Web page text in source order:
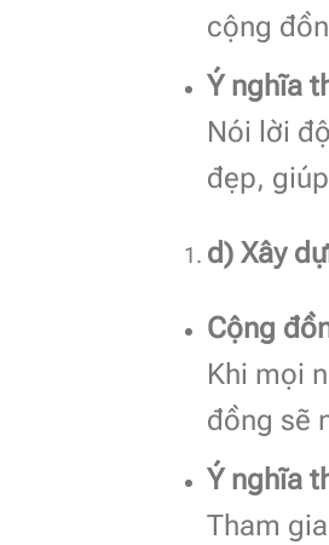
cộng
Ý nghĩa
Nói lời
đẹp,
d) Xây
Cộng
Khi mọi
đồng sẽ
Ý nghĩa
Tham